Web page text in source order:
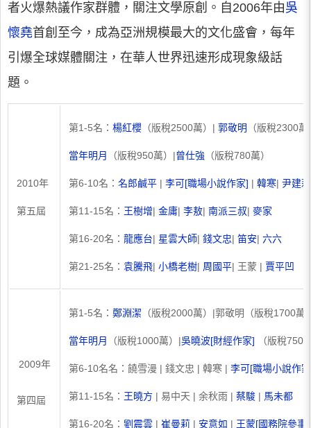
者火爆熱議作家群體，關注文學原創。自2006年由吳
懷堯首創至今，成為亞洲規模最大的文化盛會，每年
引爆全球媒體關注，在華人世界迅速形成現象級話
題。
2010年
第五屆
第1-5名： 楊紅櫻 （版稅2500萬）| 郭敬明 （版稅2300
當年明月 （版稅950萬）|曾仕強 （版稅780萬）
第6-10名： 名郎鹹平 | 李可[職場小說作家] | 韓寒| 尹建莉
第11-15名： 王樹增| 金庸| 李敖| 南派三叔| 麥家
第16-20名： 龍應台| 星雲大師| 錢文忠| 笛安| 六六
第21-25名： 袁騰飛| 小橋老樹| 周國平| 王蒙 | 賈平凹
2009年
第四屆
第1-5名： 鄭淵潔 （版稅2000萬）|郭敬明（版稅1700萬
當年明月 （版稅1000萬）|吳曉波[財經作家] （版稅750
第6-10名名：饒雪漫 | 錢文忠 | 韓寒 | 李可[職場小說作
第11-15名： 王曉方 | 易中天 | 余秋雨 | 蔡駿 | 馬未都
第16-20名： 劉震雲 | 崔曼莉 | 安意如 | 王蒙[國務院參事]